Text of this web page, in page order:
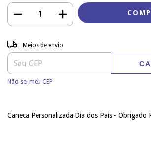
Entregas para o CEP:
Meios de envio
Não sei meu CEP
Caneca Personalizada Dia dos Pais - Obrigado